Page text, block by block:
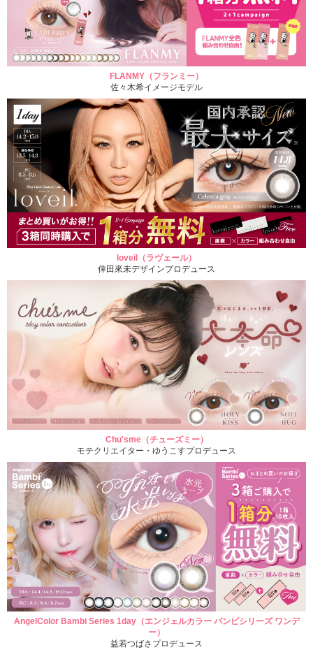
FLANMY（フランミー）
佐々木希イメージモデル
loveil（ラヴェール）
倖田來未デザインプロデュース
Chu'sme（チューズミー）
モテクリエイター・ゆうこすプロデュース
AngelColor Bambi Series 1day（エンジェルカラー バンビシリーズ ワンデ
ー）
益若つばさプロデュース